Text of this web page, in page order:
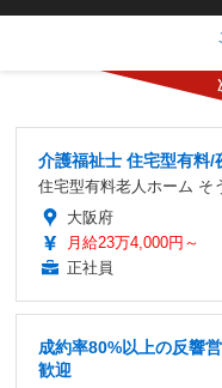
介護福祉士 住宅型有料/
住宅型有料老人ホーム そ
大阪府
月給23万4,000円～
正社員
成約率80%以上の反響
歓迎